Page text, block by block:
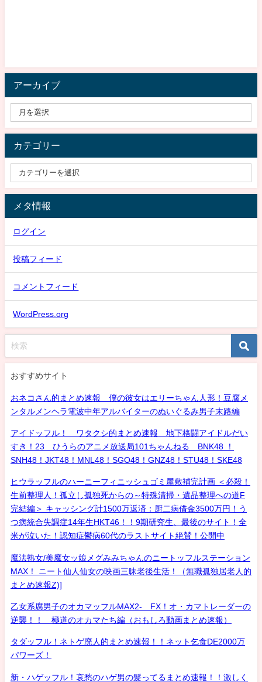
アーカイブ
カテゴリー
メタ情報
ログイン
投稿フィード
コメントフィード
WordPress.org
おすすめサイト
おネコさん的まとめ速報 僕の彼女はエリーちゃん人形！豆腐メ
ンタルメンヘラ電波中年アルバイターのぬいぐるみ男子末路編
アイドッフル！ ワタクシ的まとめ速報 地下格闘アイドルだい
すき！23 ひうらのアニメ放送局101ちゃんねる BNK48 ！
SNH48！JKT48！MNL48！SGO48！GNZ48！STU48！SKE48
ヒウラッフルのハーニーフィニッシュゴミ屋敷補完計画 ＜必殺！
生前整理人！孤立し孤独死からの～特殊清掃・遺品整理への道F
完結編＞ キャッシング計1500万返済：厨二病借金3500万円！う
つ病統合失調症14年生HKT46！！9期研究生、最後のサイト！全
米が泣いた！認知症鬱病60代のラストサイト絶賛！公開中
魔法熟女/美魔女ッ娘メグみみちゃんのニートッフルステーション
MAX！ ニート仙人仙女の映画三昧老後生活！（無職孤独居老人的
まとめ速報Z)]
乙女系腐男子のオカマッフルMAX2- FX！オ・カマトレーダーの
逆襲！！ 極道のオカマたち編（おもしろ動画まとめ速報）
タダッフル！ネトゲ廃人的まとめ速報！！ネット乞食DE2000万
パワーズ！
新・ハゲッフル！哀愁のハゲ男の髪ってるまとめ速報！！激しく